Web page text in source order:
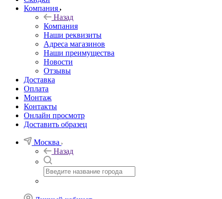
Компания
Назад
Компания
Наши реквизиты
Адреса магазинов
Наши преимущества
Новости
Отзывы
Доставка
Оплата
Монтаж
Контакты
Онлайн просмотр
Доставить образец
Москва
Назад